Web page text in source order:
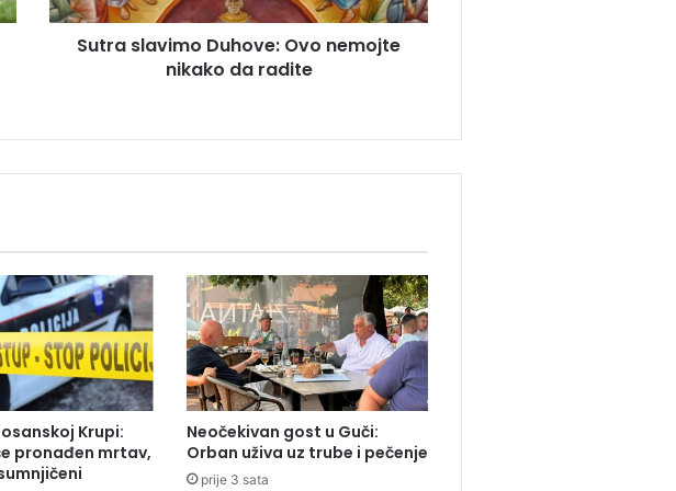
v
u
:
O
v
o
n
e
m
o
j
t
e
Sutra slavimo Duhove: Ovo nemojte
nikako da radite
Krupi:
pronađen mrtav,
Neočekivan gost u Guči:
Orban uživa uz trube i pečenje
prije 3 sata